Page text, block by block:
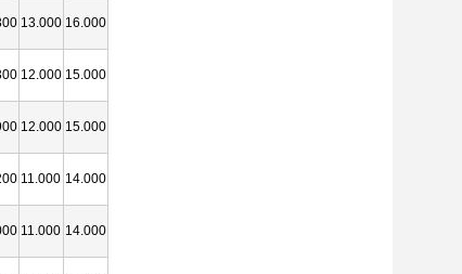
13.000 16.000
12.000 15.000
12.000 15.000
11.000 14.000
11.000 14.000